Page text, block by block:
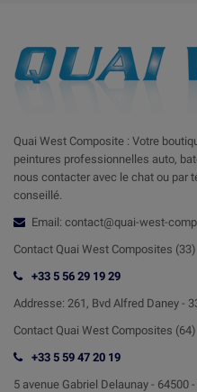
Quai West Composite : Votre
peintures professionnelles auto,
nous contacter avec le chat ou par
conseillé.
Email: contact@quai-west-
Contact Quai West Composites (33)
+33 5 56 29 19 29
Addresse: 261, Bvd Alfred Daney -
Contact Quai West Composites (64)
+33 5 59 47 20 19
5 avenue Gabriel Delaunay - 64500